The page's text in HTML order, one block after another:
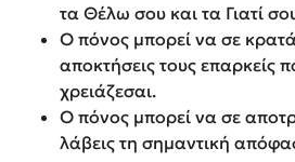
τα Θέλω σου και τα Γιατί
Ο πόνος μπορεί να σε
αποκτήσεις τους επαρκείς
χρειάζεσαι.
Ο πόνος μπορεί να σε
λάβεις τη σημαντική